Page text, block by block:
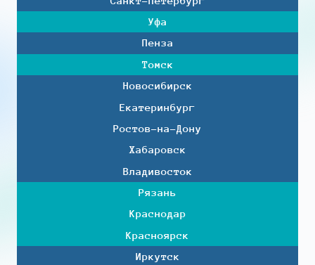
Уфа
Пенза
Томск
Новосибирск
Екатеринбург
Ростов-на-Дону
Хабаровск
Владивосток
Рязань
Краснодар
Красноярск
Иркутск